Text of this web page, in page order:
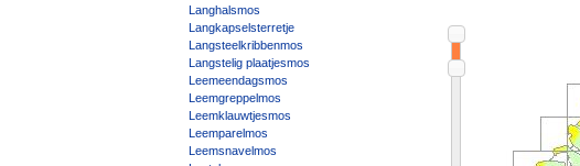
Langhalsmos
Langkapselsterretje
Langsteelkribbenmos
Langstelig plaatjesmos
Leemeendagsmos
Leemgreppelmos
Leemklauwtjesmos
Leemparelmos
Leemsnavelmos